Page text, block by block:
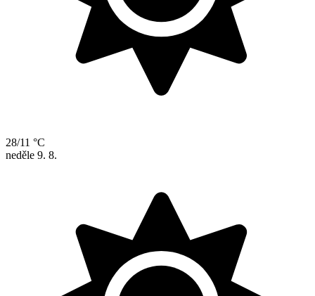
28/11 °C
neděle 9. 8.